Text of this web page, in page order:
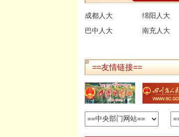
成都人大 绵阳人大
巴中人大
南充人大
==友情链接==